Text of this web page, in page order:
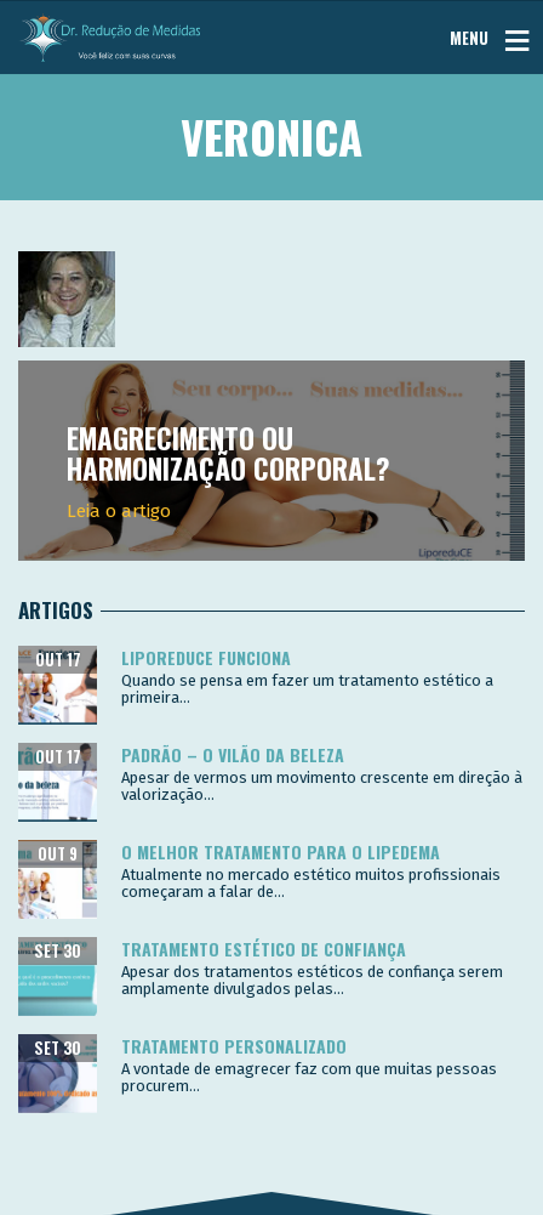
MENU
VERONICA
EMAGRECIMENTO OU
HARMONIZAÇÃO CORPORAL?
Leia o artigo
ARTIGOS
LIPOREDUCE FUNCIONA
OUT 17
Quando se pensa em fazer um tratamento estético a
primeira...
PADRÃO – O VILÃO DA BELEZA
OUT 17
Apesar de vermos um movimento crescente em direção à
valorização...
O MELHOR TRATAMENTO PARA O LIPEDEMA
OUT 9
Atualmente no mercado estético muitos profissionais
começaram a falar de...
TRATAMENTO ESTÉTICO DE CONFIANÇA
SET 30
Apesar dos tratamentos estéticos de confiança serem
amplamente divulgados pelas...
TRATAMENTO PERSONALIZADO
SET 30
A vontade de emagrecer faz com que muitas pessoas
procurem...